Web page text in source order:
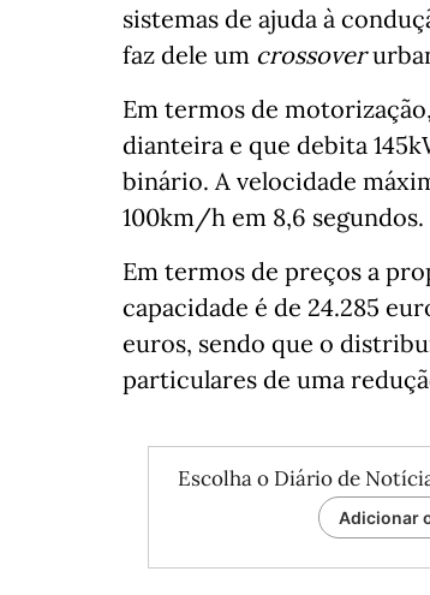
sistemas de ajuda à
faz dele um crossover
Em termos de
dianteira e que debita
binário. A velocidade
100km/h em 8,6 segundos.
Em termos de preços a
capacidade é de 24.285
euros, sendo que o
particulares de uma
Escolha o Diário de
Adicionar